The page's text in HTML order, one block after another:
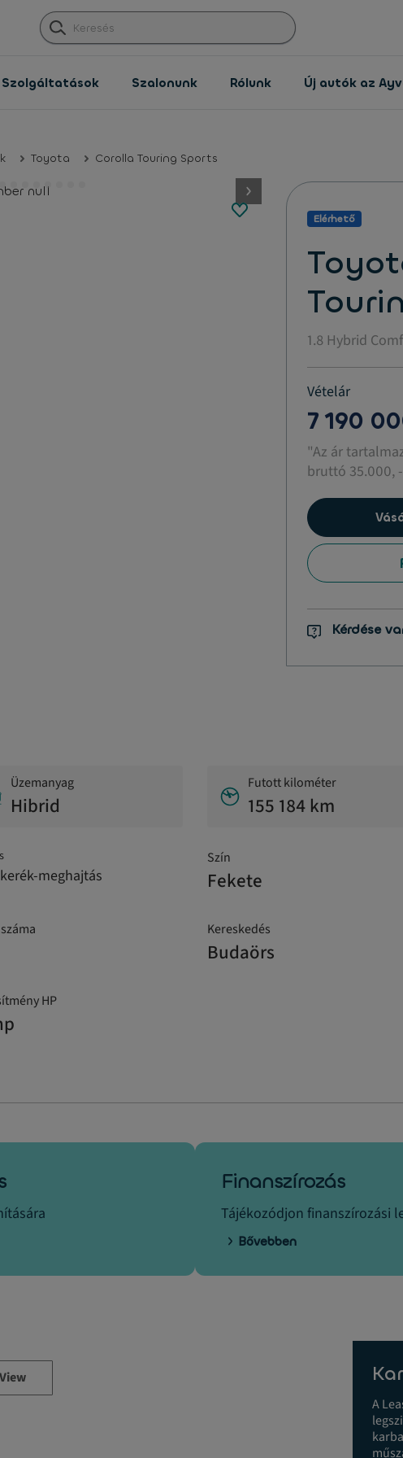
Szolgáltatások Szalonunk Rólunk Új autók az
Toyota Corolla Touring Sports
button.next
Elérhető
1.8 Hybrid
Vételár
7 190
"Az ár
bruttó 35.000,
Kérdése
Üzemanyag
Hibrid
Futott kilométer
155 184 km
meghajtás
Szín
Fekete
Kereskedés
Budaörs
HP
Finanszírozás
Tájékozódjon finanszírozási
Bővebben
View
A